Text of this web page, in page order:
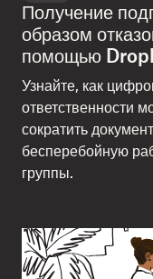
Получение
образом
помощью
Узнайте, как
ответственности
сократить
бесперебойную
группы.